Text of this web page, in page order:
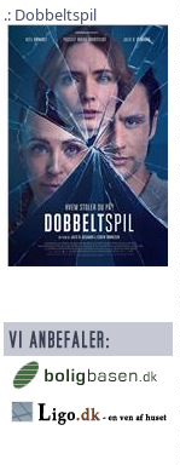
Dobbeltspil